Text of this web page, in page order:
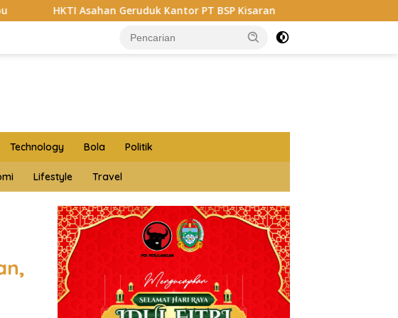
Kantor PT BSP Kisaran Budi Yanto SH Dilantik Jadi Ketua Forum
Technology Bola Politik
Lifestyle Travel